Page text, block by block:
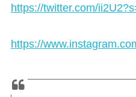
https://twitter.com/
https://